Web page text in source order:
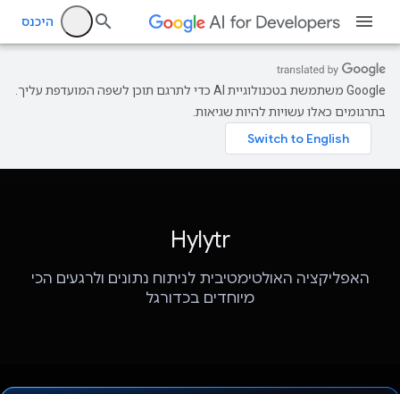
היכנס
‫Google משתמשת בטכנולוגיית AI כדי לתרגם תוכן לשפה המועדפת עליך.
בתרגומים כאלו עשויות להיות שגיאות.
Hylytr
האפליקציה האולטימטיבית לניתוח נתונים ולרגעים הכי
מיוחדים בכדורגל